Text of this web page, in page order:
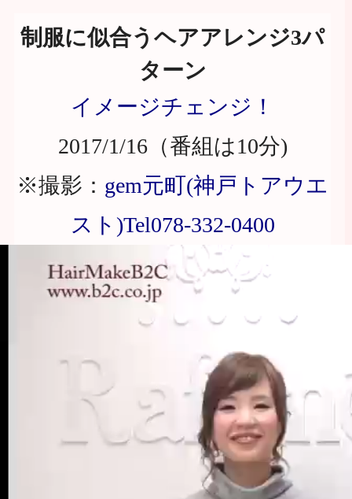
制服に似合うヘアアレンジ3パ
ターン
イメージチェンジ！
2017/1/16（番組は10分)
※撮影： gem元町(神戸トアウエ
スト)Tel078-332-0400